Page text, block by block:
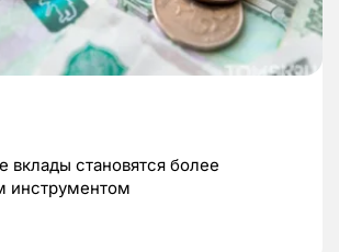
вклады становятся более